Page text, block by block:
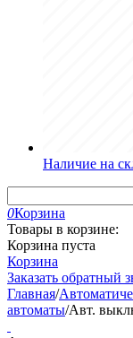
Наличие на
0Корзина
Товары в корзине:
Корзина пуста
Корзина
Заказать обратный
Главная/
автоматы/Авт.